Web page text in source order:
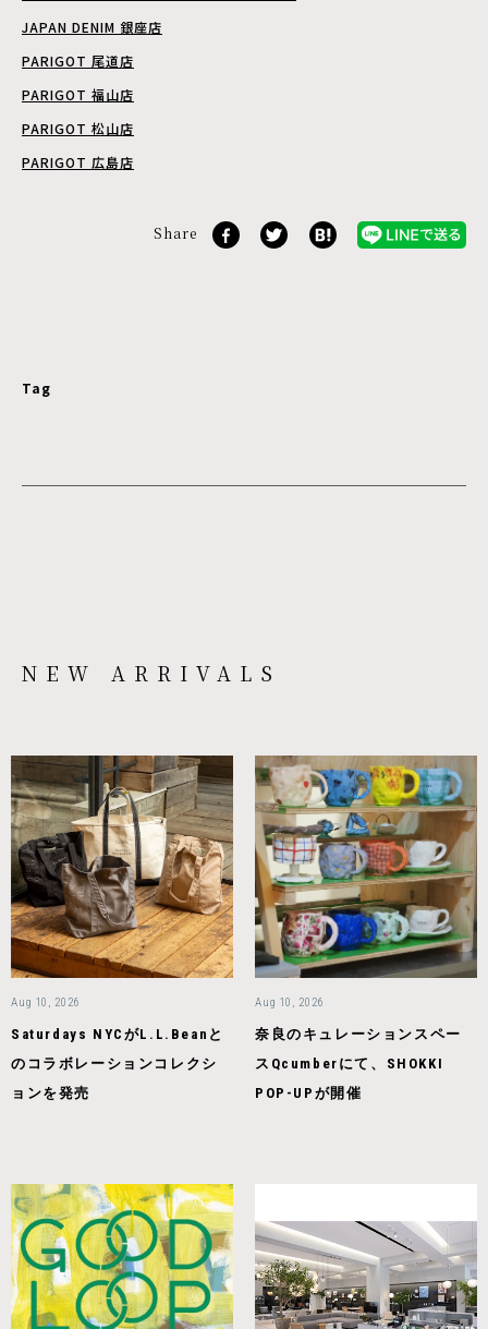
JAPAN DENIM 銀座店
PARIGOT 尾道店
PARIGOT 福山店
PARIGOT 松山店
PARIGOT 広島店
Share
Tag
NEW ARRIVALS
Aug 10, 2026
Saturdays NYCがL.L.Beanと
のコラボレーションコレクシ
ョンを発売
Aug 10, 2026
奈良のキュレーションスペー
スQcumberにて、SHOKKI
POP-UPが開催